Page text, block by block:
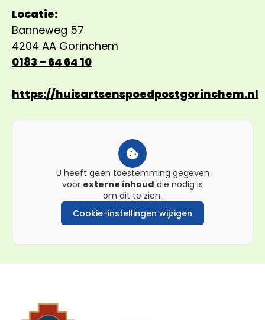
Locatie:
Banneweg 57
4204 AA Gorinchem
0183 – 64 64 10
https://huisartsenspoedpostgorinchem.nl
U heeft geen toestemming gegeven
voor externe inhoud die nodig is
om dit te zien.
Cookie-instellingen wijzigen